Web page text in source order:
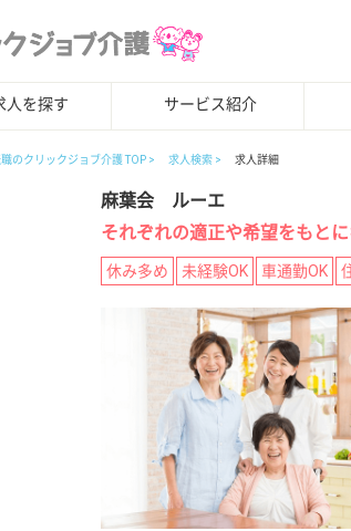
人を探す サービス紹介
のクリックジョブ介護 TOP 求人検索 求人詳細
麻葉会 ルーエ
それぞれの適正や希望をもと
休み多め 未経験OK 車通勤OK